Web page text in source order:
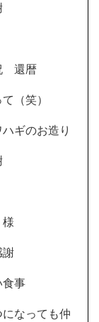
還暦
（笑）
ギのお造り
謝
食事
なっても仲